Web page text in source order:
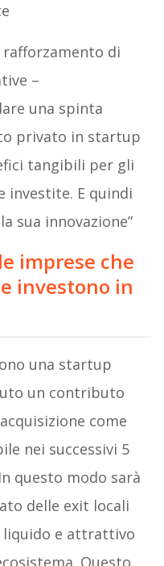
di
–
una spinta
privato in startup
tangibili per gli
investite. E quindi
sua innovazione”
imprese che
investono in
una startup
un contributo
come
nei successivi 5
questo modo sarà
delle exit locali
liquido e attrattivo